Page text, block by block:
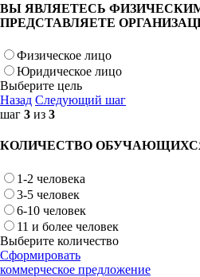
ВЫ ЯВЛЯЕТЕСЬ
ПРЕДСТАВЛЯЕТЕ
Физическое лицо
Юридическое лицо
Выберите цель
Назад Следующий шаг
шаг 3 из 3
КОЛИЧЕСТВО
1-2 человека
3-5 человек
6-10 человек
11 и более человек
Выберите количество
Сформировать
коммерческое предложение